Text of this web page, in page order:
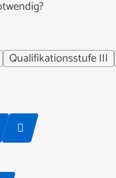
Qualifikationsstufe III